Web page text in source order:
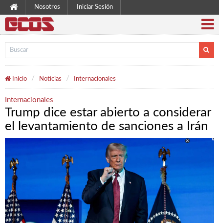
Nosotros Iniciar Sesión
Inicio Noticias Internacionales
Internacionales
Trump dice estar abierto a considerar
el levantamiento de sanciones a Irán